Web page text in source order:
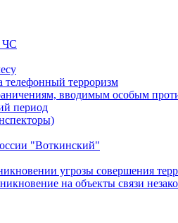
ЧС
телефонный терроризм
вводимым особым
период
"Воткинский"
угрозы совершения
на объекты связи